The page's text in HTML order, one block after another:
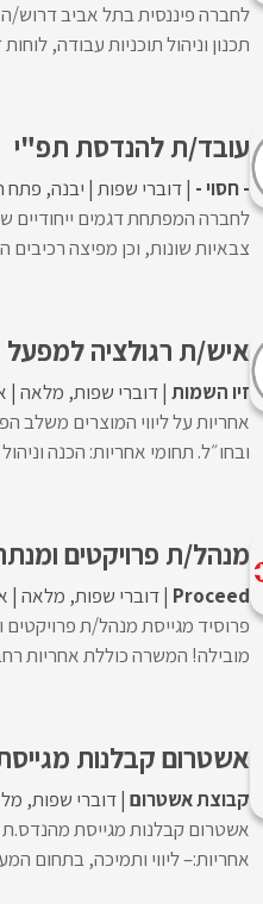
לחברה פיננסית בתל אביב דרוש/
תכנון וניהול תוכניות עבודה,
עובד/ת להנדסת תפ"י
- חסוי - דוברי שפות יבנה פתח
לחברה המפתחת דגמים ייחודיים
צבאיות שונות, וכן מפיצה
איש/ת רגולציה
זיו השמות דוברי שפות מלאה
אחריות על ליווי המוצרים משלב
ובחו״ל. תחומי אחריות: הכנה
מנהל/ת פרויקטים
Proceed‏ דוברי שפות מלאה
פרוסיד מגייסת מנהל/ת
מובילה! המשרה כוללת אחריות
אשטרום קבלנות
קבוצת אשטרום דוברי שפות
אשטרום קבלנות מגייסת
אחריות:– ליווי ותמיכה, בתחום